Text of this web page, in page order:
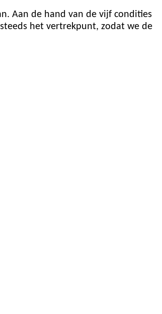
Aan de hand van de vijf condities
het vertrekpunt, zodat we de